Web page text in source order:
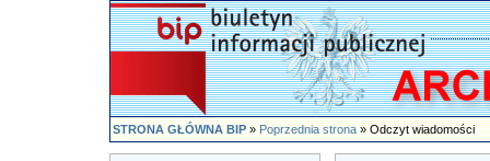
STRONA GŁÓWNA BIP»Poprzednia strona» Odczyt wiadomości